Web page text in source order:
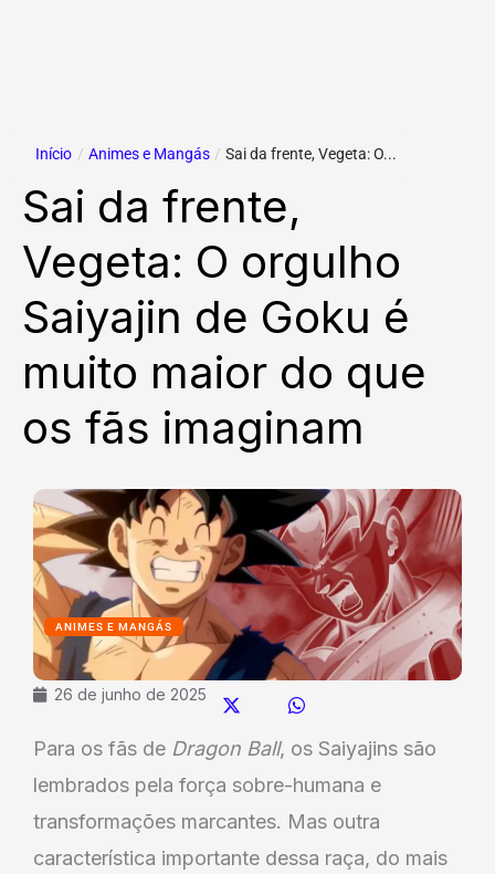
Início / Animes e Mangás / Sai da frente, Vegeta: O...
Sai da frente,
Vegeta: O orgulho
Saiyajin de Goku é
muito maior do que
os fãs imaginam
26 de junho de 2025
ANIMES E MANGÁS
Para os fãs de Dragon Ball, os Saiyajins são
lembrados pela força sobre-humana e
transformações marcantes. Mas outra
característica importante dessa raça, do mais